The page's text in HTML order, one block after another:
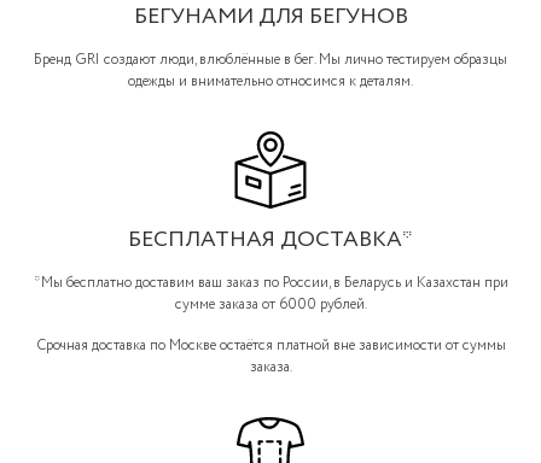
БЕГУНАМИ ДЛЯ БЕГУНОВ
Бренд GRI создают люди, влюблённые в бег. Мы лично тестируем образцы
одежды и внимательно относимся к деталям.
БЕСПЛАТНАЯ ДОСТАВКА*
*Мы бесплатно доставим ваш заказ по России, в Беларусь и Казахстан при
сумме заказа от 6000 рублей.
Срочная доставка по Москве остаётся платной вне зависимости от суммы
заказа.